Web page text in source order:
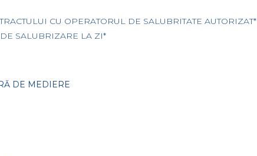
CU OPERATORUL DE SALUBRITATE AUTORIZAT*
SALUBRIZARE LA ZI*
DE MEDIERE